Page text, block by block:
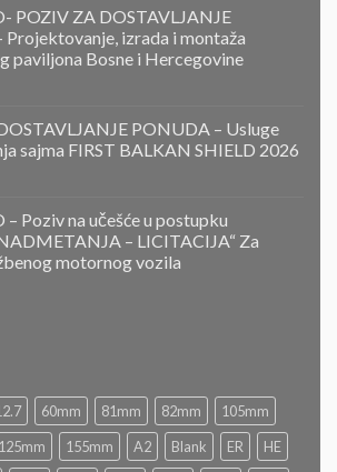
ZA
POZIV ZA DOSTAVLJANJE
Projektovanje, izrada i montaža
paviljona Bosne i Hercegovine
PONUDA – Usluge
sajma FIRST BALKAN SHIELD 2026
– Poziv na učešće u postupku
– LICITACIJA“ Za
motornog vozila
60mm 81mm 82mm
105mm
125mm 155mm A2 Blank ER
HE